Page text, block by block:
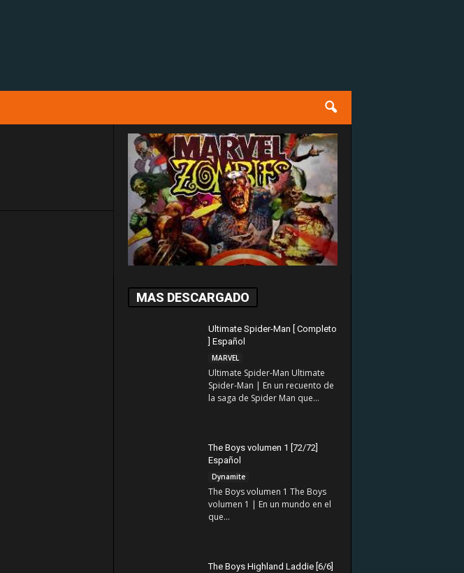
MAS DESCARGADO
Ultimate Spider-Man [ Completo
] Español
MARVEL
Ultimate Spider-Man Ultimate
Spider-Man | En un recuento de
la saga de Spider Man que...
The Boys volumen 1 [72/72]
Español
Dynamite
The Boys volumen 1 The Boys
volumen 1 | En un mundo en el
que...
The Boys Highland Laddie [6/6]